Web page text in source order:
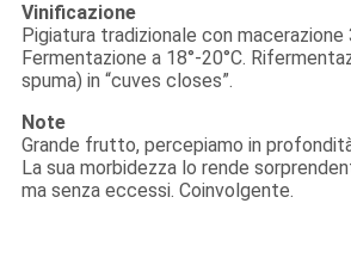
Vinificazione
Pigiatura tradizionale con macerazione
Fermentazione a 18°-20°C.
spuma) in “cuves closes”.
Note
Grande frutto, percepiamo in
La sua morbidezza lo rende
ma senza eccessi. Coinvolgente.